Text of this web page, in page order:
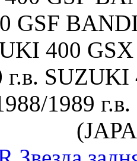
GSF
400
г.в.
1989